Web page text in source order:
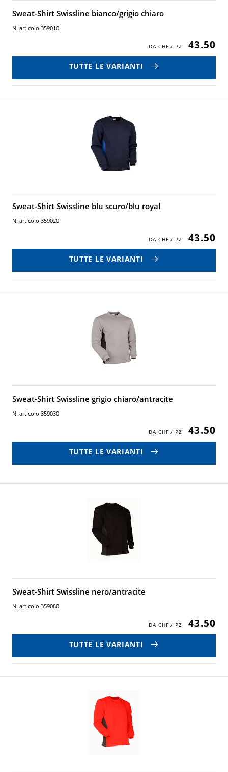
Sweat-Shirt Swissline bianco/grigio chiaro
N. articolo 359010
43.50
TUTTE LE VARIANTI
Sweat-Shirt Swissline blu scuro/blu royal
N. articolo 359020
43.50
TUTTE LE VARIANTI
Sweat-Shirt Swissline grigio chiaro/antracite
N. articolo 359030
43.50
TUTTE LE VARIANTI
Sweat-Shirt Swissline nero/antracite
N. articolo 359080
43.50
TUTTE LE VARIANTI